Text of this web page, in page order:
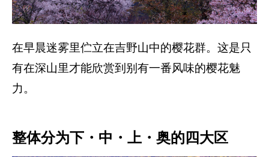
在早晨迷雾里伫立在吉野山中的樱花群。这是只
有在深山里才能欣赏到别有一番风味的樱花魅
力。
整体分为下・中・上・奥的四大区